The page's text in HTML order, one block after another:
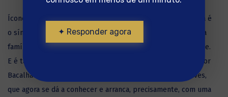
Ícone das gerações mais jovens, cantor e ator, David Carreira é
o símbolo de um sucesso português assente nos valores da
família, do trabalho, do espírito de sacrifício e da criatividade.
E é também um apaixonado pela cozinha e, em particular, por
Bacalhau. Assim nasce a parceria com o Bacalhau Riberalves,
que agora se dá a conhecer e arranca, precisamente, com uma
✦ Responder agora